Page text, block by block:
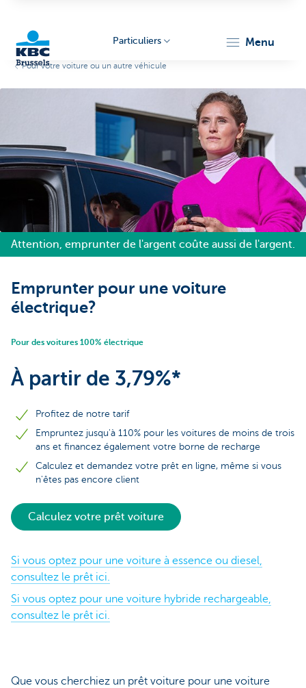
Brussels
Particuliers menu
Pour votre voiture ou un autre véhicule
Attention, emprunter de l'argent coûte aussi de l'argent.
Emprunter pour une voiture
électrique?
Pour des voitures 100% électrique
À partir de 3,79%*
Profitez de notre tarif
Empruntez jusqu'à 110% pour les voitures de moins de trois
ans et financez également votre borne de recharge
Calculez et demandez votre prêt en ligne, même si vous
n'êtes pas encore client
Calculez votre prêt voiture
Si vous optez pour une voiture à essence ou diesel,
consultez le prêt ici.
Si vous optez pour une voiture hybride rechargeable,
consultez le prêt ici.
Que vous cherchiez un prêt voiture pour une voiture